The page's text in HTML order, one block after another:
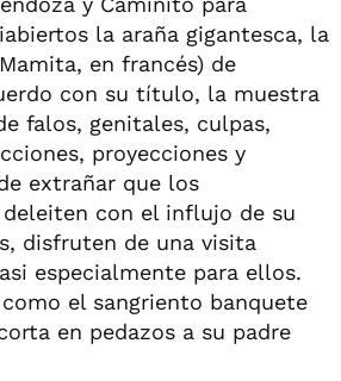
la araña gigantesca, la
en francés) de
con su título, la muestra
falos, genitales, culpas,
proyecciones y
extrañar que los
con el influjo de su
disfruten de una visita
especialmente para ellos.
como el sangriento banquete
en pedazos a su padre